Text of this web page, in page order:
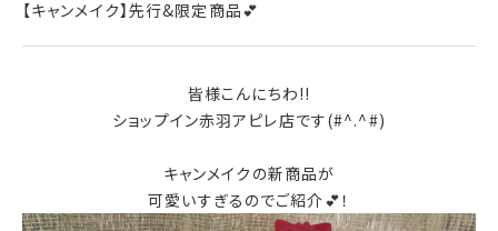
【キャンメイク】先行&限定商品💕
皆様こんにちわ!!
ショップイン赤羽アピレ店です(#^.^#)
キャンメイクの新商品が
可愛いすぎるのでご紹介💕！